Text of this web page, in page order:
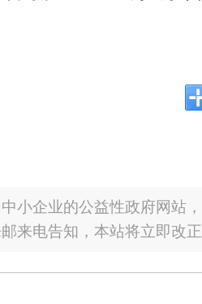
小企业的公益性政府网站
来电告知，本站将立即改